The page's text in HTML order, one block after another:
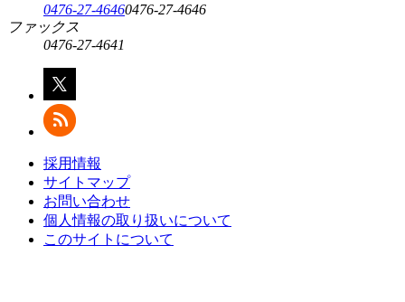
0476-27-46460476-27-4646
ファックス
0476-27-4641
採用情報
サイトマップ
お問い合わせ
個人情報の取り扱いについて
このサイトについて